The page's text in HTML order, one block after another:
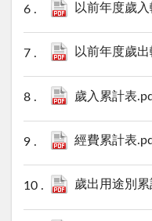
以前年度歲
以前年度歲
歲入累計表
經費累計表
歲出用途別